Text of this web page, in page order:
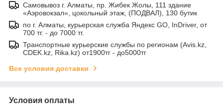
Самовывоз г. Алматы, пр. Жибек Жолы, 111 здание
«Аэровокзал», цокольный этаж, (ПОДВАЛ), 130 бутик
по г. Алматы, курьерская служба Яндекс GO, InDriver, от
700 тг. - до 7000 тг.
Транспортные курьерские службы по регионам (Avis.kz,
CDEK.kz, Rika.kz) от1900тг - до5000тг
Все условия доставки
Условия оплаты